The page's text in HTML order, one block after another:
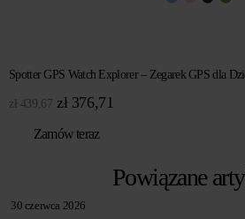
Spotter GPS Watch Explorer – Zegarek GPS dla
zł 439,67 Pierwotna
wynosiła:
zł376,71
Zamów teraz
Powiązane
30 czerwca 2026